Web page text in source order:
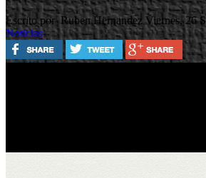
Escrito por Ruben Hernandez Viernes, 26
Noticias